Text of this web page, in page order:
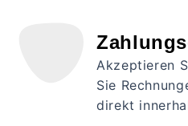
Akzeptieren
Sie
direkt